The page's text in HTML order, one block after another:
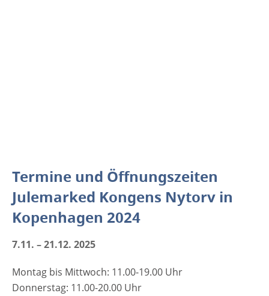
Termine und Öffnungszeiten
Julemarked Kongens Nytorv in
Kopenhagen 2024
7.11. – 21.12. 2025
Montag bis Mittwoch: 11.00-19.00 Uhr
Donnerstag: 11.00-20.00 Uhr